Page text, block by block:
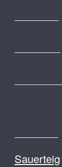
Sauerteig